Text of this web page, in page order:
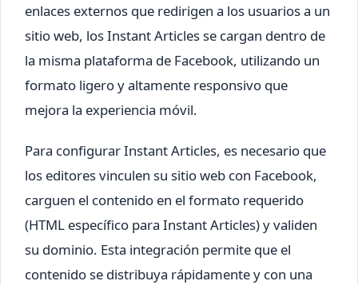
enlaces externos que redirigen a los usuarios a un
sitio web, los Instant Articles se cargan dentro de
la misma plataforma de Facebook, utilizando un
formato ligero y altamente responsivo que
mejora la experiencia móvil.
Para configurar Instant Articles, es necesario que
los editores vinculen su sitio web con Facebook,
carguen el contenido en el formato requerido
(HTML específico para Instant Articles) y validen
su dominio. Esta integración permite que el
contenido se distribuya rápidamente y con una